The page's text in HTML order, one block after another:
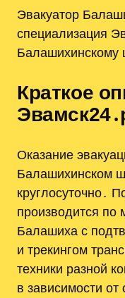
Эвакуатор
специализация
Балашихинскому
Краткое
Оказание
Балашихинском
круглосуточно․
производится
Балашиха с
и трекингом
техники разной
в зависимости